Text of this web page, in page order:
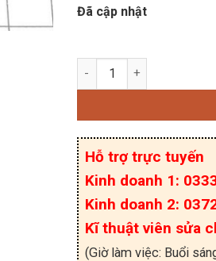
Đã cập nhật
MJ11032
Hỗ trợ trực tuyến
Kinh doanh 1:
Kinh doanh 2:
Kĩ thuật viên sửa
(Giờ làm việc: Buổi